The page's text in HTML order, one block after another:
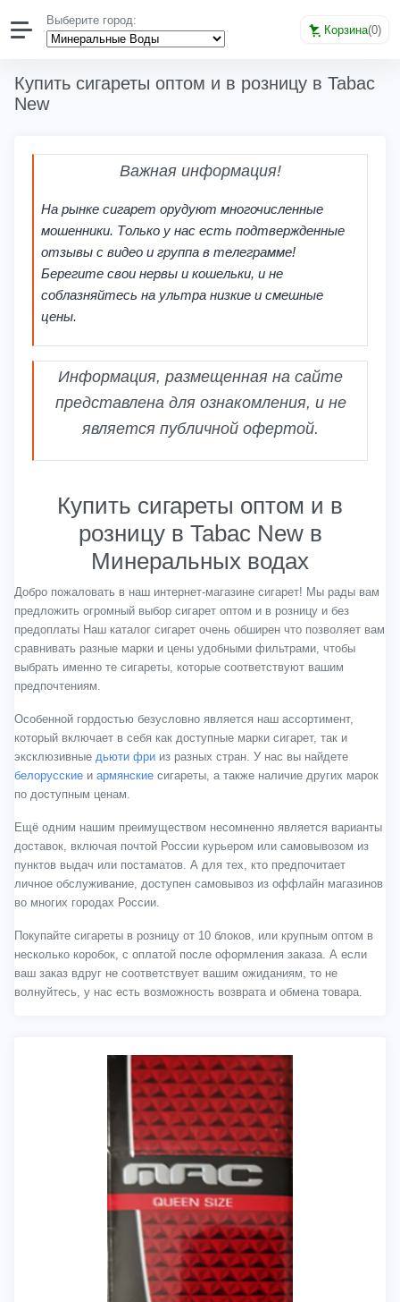
Выберите город:
Корзина(0)
Купить сигареты оптом и в розницу в Tabac
New
Важная информация!
На рынке сигарет орудуют многочисленные
мошенники. Только у нас есть подтвержденные
отзывы с видео и группа в телеграмме!
Берегите свои нервы и кошельки, и не
соблазняйтесь на ультра низкие и смешные
цены.
Информация, размещенная на сайте
представлена для ознакомления, и не
является публичной офертой.
Купить сигареты оптом и в
розницу в Tabac New в
Минеральных водах
Добро пожаловать в наш интернет-магазине сигарет! Мы рады вам
предложить огромный выбор сигарет оптом и в розницу и без
предоплаты Наш каталог сигарет очень обширен что позволяет вам
сравнивать разные марки и цены удобными фильтрами, чтобы
выбрать именно те сигареты, которые соответствуют вашим
предпочтениям.
Особенной гордостью безусловно является наш ассортимент,
который включает в себя как доступные марки сигарет, так и
эксклюзивные дьюти фри из разных стран. У нас вы найдете
белорусские и армянские сигареты, а также наличие других марок
по доступным ценам.
Ещё одним нашим преимуществом несомненно является варианты
доставок, включая почтой России курьером или самовывозом из
пунктов выдач или постаматов. А для тех, кто предпочитает
личное обслуживание, доступен самовывоз из оффлайн магазинов
во многих городах России.
Покупайте сигареты в розницу от 10 блоков, или крупным оптом в
несколько коробок, с оплатой после оформления заказа. А если
ваш заказ вдруг не соответствует вашим ожиданиям, то не
волнуйтесь, у нас есть возможность возврата и обмена товара.